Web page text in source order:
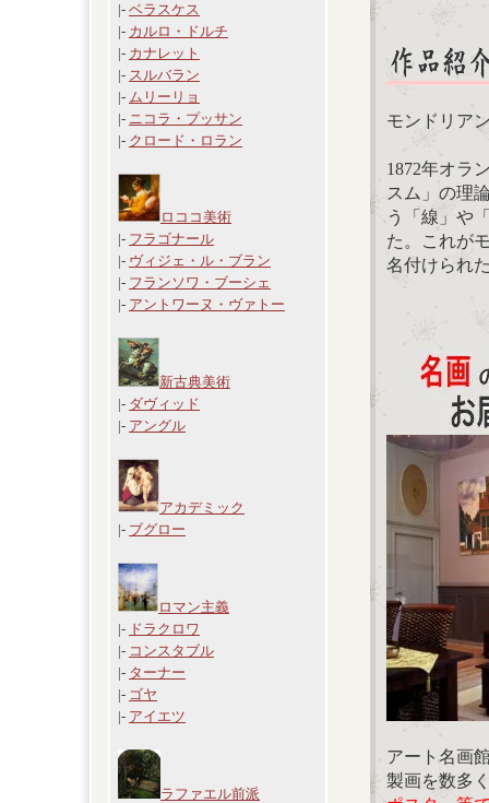
|- ベラスケス
|- カルロ・ドルチ
|- カナレット
|- スルバラン
|- ムリーリョ
|- ニコラ・プッサン
|- クロード・ロラン
ロココ美術
|- フラゴナール
|- ヴィジェ・ル・ブラン
|- フランソワ・ブーシェ
|- アントワーヌ・ヴァトー
新古典美術
|- ダヴィッド
|- アングル
アカデミック
|- ブグロー
ロマン主義
|- ドラクロワ
|- コンスタブル
|- ターナー
|- ゴヤ
|- アイエツ
ラファエル前派
モンドリア
1872年オラ
スム」の理
う「線」や
た。これが
名付けられ
アート名画
製画を数多